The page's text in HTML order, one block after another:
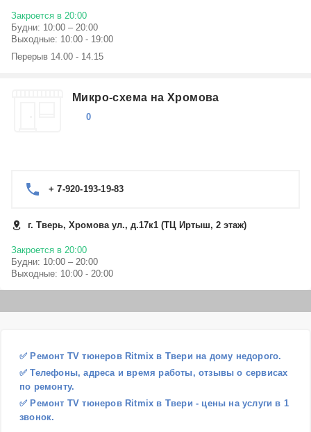
Закроется в 20:00
Будни: 10:00 – 20:00
Выходные: 10:00 - 19:00
Перерыв 14.00 - 14.15
Микро-схема на Хромова
0
+ 7-920-193-19-83
г. Тверь, Хромова ул., д.17к1 (ТЦ Иртыш, 2 этаж)
Закроется в 20:00
Будни: 10:00 – 20:00
Выходные: 10:00 - 20:00
✅ Ремонт TV тюнеров Ritmix в Твери на дому недорого.
✅ Телефоны, адреса и время работы, отзывы о сервисах
по ремонту.
✅ Ремонт TV тюнеров Ritmix в Твери - цены на услуги в 1
звонок.